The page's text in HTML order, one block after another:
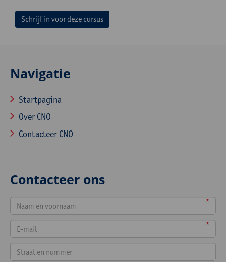
Schrijf in voor deze cursus
Navigatie
Startpagina
Over CNO
Contacteer CNO
Contacteer ons
*
*